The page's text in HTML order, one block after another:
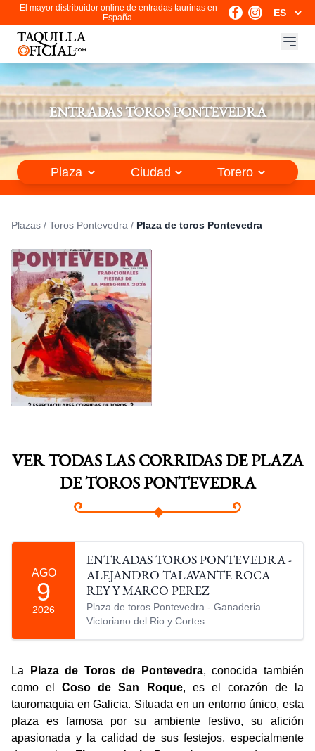
El mayor distribuidor online de entradas taurinas en
España.
ENTRADAS TOROS PONTEVEDRA
Plazas / Toros Pontevedra / Plaza de toros Pontevedra
VER TODAS LAS CORRIDAS DE PLAZA
DE TOROS PONTEVEDRA
AGO
9
2026
ENTRADAS TOROS PONTEVEDRA -
ALEJANDRO TALAVANTE ROCA
REY Y MARCO PEREZ
Plaza de toros Pontevedra - Ganaderia
Victoriano del Rio y Cortes
La Plaza de Toros de Pontevedra, conocida también
como elCoso de San Roque, es el corazón de la
tauromaquia en Galicia. Situada en un entorno único, esta
plaza es famosa por su ambiente festivo, su afición
apasionada y la calidad de sus festejos, especialmente